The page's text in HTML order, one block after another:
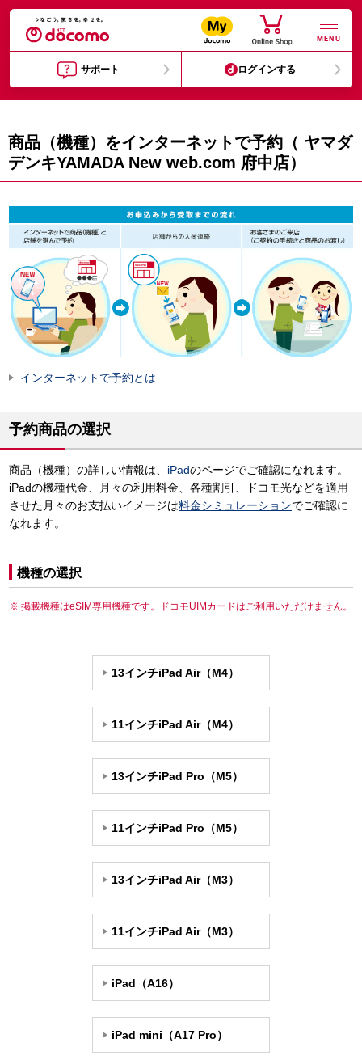
MENU
サポート ログインする
商品（機種）をインターネットで予約（ ヤマダ
デンキYAMADA New web.com 府中店）
インターネットで予約とは
予約商品の選択
商品（機種）の詳しい情報は、 iPadのページでご確認になれます。
iPadの機種代金、月々の利用料金、各種割引、ドコモ光などを適用
させた月々のお支払いイメージは料金シミュレーションでご確認に
なれます。
機種の選択
掲載機種はeSIM専用機種です。ドコモUIMカードはご利用いただけません。
13インチiPad Air（M4）
11インチiPad Air（M4）
13インチiPad Pro（M5）
11インチiPad Pro（M5）
13インチiPad Air（M3）
11インチiPad Air（M3）
iPad（A16）
iPad mini（A17 Pro）